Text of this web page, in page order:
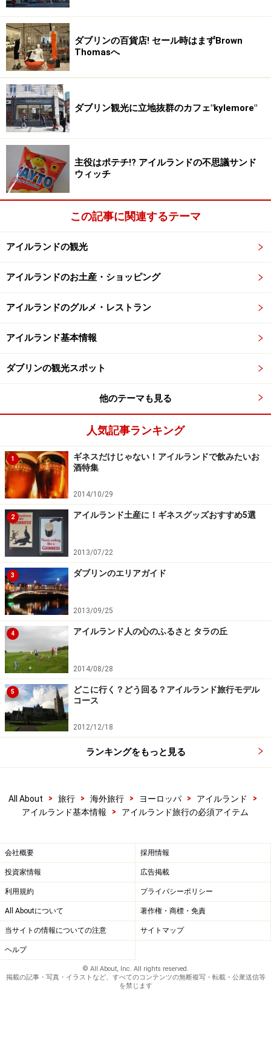
ダブリンの百貨店! セール時はまずBrown
Thomasへ
ダブリン観光に立地抜群のカフェ"kylemore"
主役はポテチ!? アイルランドの不思議サンド
ウィッチ
この記事に関連するテーマ
アイルランドの観光
アイルランドのお土産・ショッピング
アイルランドのグルメ・レストラン
アイルランド基本情報
ダブリンの観光スポット
他のテーマも見る
人気記事ランキング
1
ギネスだけじゃない！アイルランドで飲みたいお
酒特集
2014/10/29
2 アイルランド土産に！ギネスグッズおすすめ5選
2013/07/22
3 ダブリンのエリアガイド
2013/09/25
4 アイルランド人の心のふるさと タラの丘
2014/08/28
5
どこに行く？どう回る？アイルランド旅行モデル
コース
2012/12/18
ランキングをもっと見る
All About > 旅行 > 海外旅行 > ヨーロッパ > アイルランド
>
アイルランド基本情報
> アイルランド旅行の必須アイテム
会社概要 採用情報
投資家情報 広告掲載
利用規約 プライバシーポリシー
All Aboutについて 著作権・商標・免責
当サイトの情報についての注意 サイトマップ
ヘルプ
© All About, Inc. All rights reserved.
掲載の記事・写真・イラストなど、すべてのコンテンツの無断複写・転載・公衆送信等
を禁じます